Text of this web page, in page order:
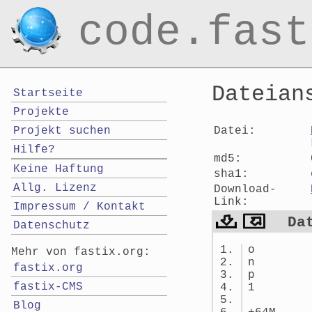
Datei:
md5:
sha1:
Download-
Link:
o
n
p
1
Startseite
Projekte
Projekt suchen
Hilfe?
Keine Haftung
Allg. Lizenz
Impressum / Kontakt
Datenschutz
Mehr von fastix.org:
fastix.org
fastix-CMS
Blog